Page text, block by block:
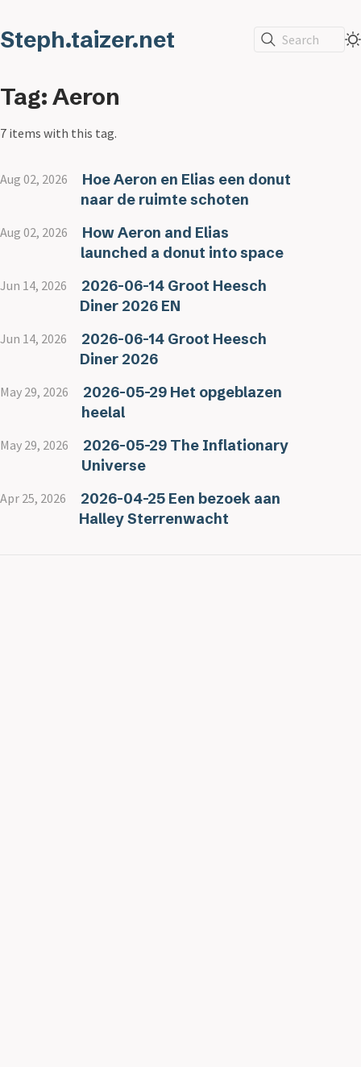
Steph.taizer.net Search
Tag: Aeron
7 items with this tag.
Aug 02, 2026
Hoe Aeron en Elias een donut
naar de ruimte schoten
Aug 02, 2026
How Aeron and Elias
launched a donut into space
Jun 14, 2026
2026-06-14 Groot Heesch
Diner 2026 EN
Jun 14, 2026
2026-06-14 Groot Heesch
Diner 2026
May 29, 2026
2026-05-29 Het opgeblazen
heelal
May 29, 2026
2026-05-29 The Inflationary
Universe
Apr 25, 2026
2026-04-25 Een bezoek aan
Halley Sterrenwacht